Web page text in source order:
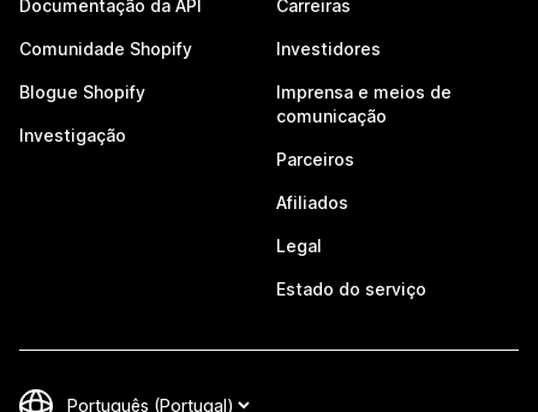
Documentação da API
Comunidade Shopify
Blogue Shopify
Investigação
Carreiras
Investidores
Imprensa e meios de
comunicação
Parceiros
Afiliados
Legal
Estado do serviço